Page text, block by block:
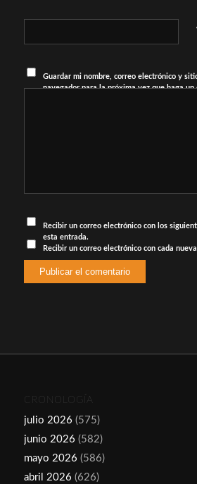
Guardar mi nombre, correo electrónico y
navegador para la próxima vez que haga un
Recibir un correo electrónico con los
esta entrada.
Recibir un correo electrónico con cada
CRONOLOGÍA
julio 2026 (575)
junio 2026 (582)
mayo 2026 (586)
abril 2026 (626)